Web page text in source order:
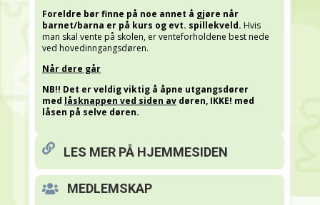
Foreldre bør finne på noe annet å gjøre når
barnet/barna er på kurs og evt. spillekveld. Hvis
man skal vente på skolen, er venteforholdene best nede
ved hovedinngangsdøren.
Når dere går
NB!! Det er veldig viktig å åpne utgangsdører
med låsknappen ved siden av døren, IKKE! med
låsen på selve døren.
LES MER PÅ HJEMMESIDEN
MEDLEMSKAP